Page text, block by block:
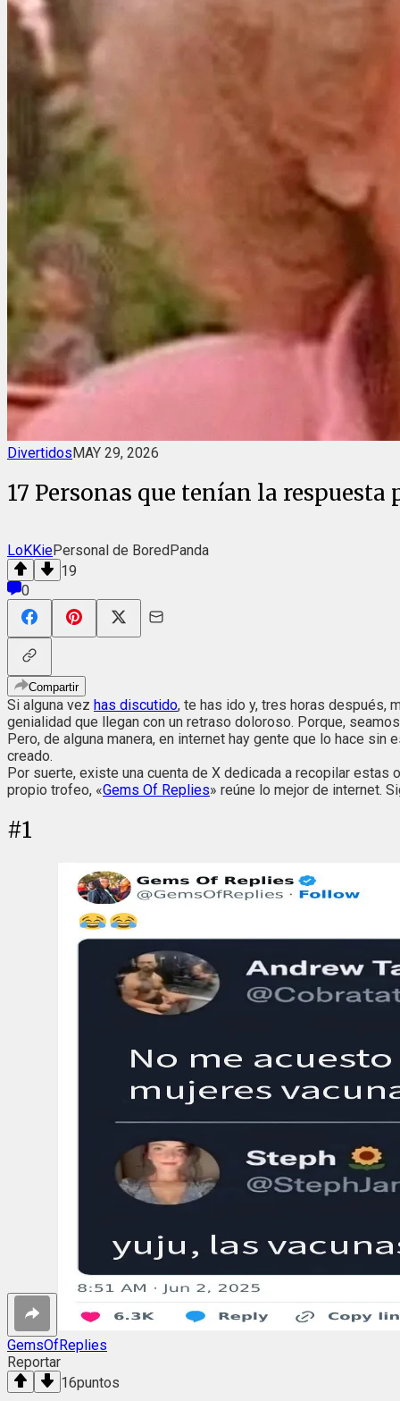
DivertidosMAY 29, 2026
17 Personas que tenían la
LoKKiePersonal de BoredPanda
19
0
Compartir
Si alguna vez has discutido, te has ido y, tres horas después,
genialidad que llegan con un retraso doloroso. Porque,
Pero, de alguna manera, en internet hay gente que lo hace
creado.
Por suerte, existe una cuenta de X dedicada a recopilar
propio trofeo, «Gems Of Replies» reúne lo mejor de internet.
#1
GemsOfReplies
Reportar
16puntos